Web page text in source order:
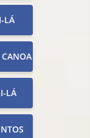
LÁ
LÁ